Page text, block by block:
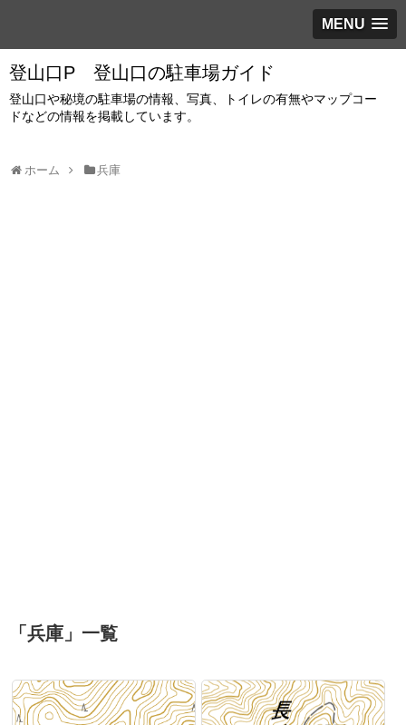
MENU
登山口P 登山口の駐車場ガイド
登山口や秘境の駐車場の情報、写真、トイレの有無やマップコー
ドなどの情報を掲載しています。
ホーム 兵庫
「 兵庫 」 一覧